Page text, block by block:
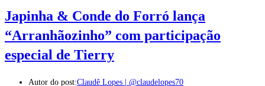
Japinha & Conde do Forró lança
“Arranhãozinho” com participação
especial de Tierry
Autor do post:Claudê Lopes | @claudelopes70